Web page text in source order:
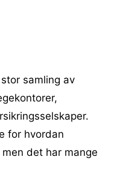
samling av
for hvordan
det har mange